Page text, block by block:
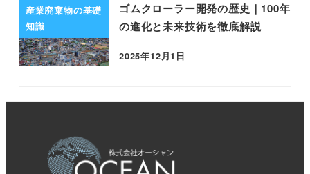
産業廃棄物の基礎
知識
ゴムクローラー開発の歴史｜100年
の進化と未来技術を徹底解説
2025年12月1日